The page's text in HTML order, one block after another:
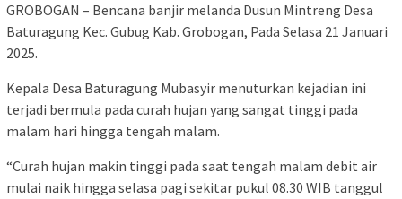
GROBOGAN – Bencana banjir melanda Dusun Mintreng Desa
Baturagung Kec. Gubug Kab. Grobogan, Pada Selasa 21 Januari
2025.
Kepala Desa Baturagung Mubasyir menuturkan kejadian ini
terjadi bermula pada curah hujan yang sangat tinggi pada
malam hari hingga tengah malam.
“Curah hujan makin tinggi pada saat tengah malam debit air
mulai naik hingga selasa pagi sekitar pukul 08.30 WIB tanggul